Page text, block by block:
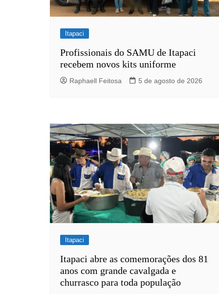
Rianápolis
Rio Verde
Santa Isabel
Santa Terezinha de Goiás
São Luiz do Norte
Uruaçu
Uruana
Uirapuru
Itapaci
Profissionais do SAMU de Itapaci
recebem novos kits uniforme
Raphaell Feitosa 5 de agosto de 2026
Itapaci
Itapaci abre as comemorações dos 81
anos com grande cavalgada e
churrasco para toda população